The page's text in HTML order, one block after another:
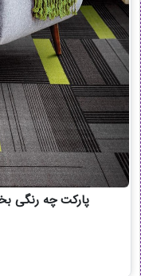
پارکت چه رنگی